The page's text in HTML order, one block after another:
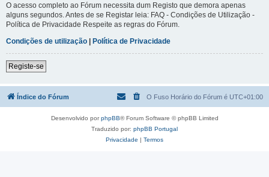
O acesso completo ao Fórum necessita dum Registo que demora apenas
alguns segundos. Antes de se Registar leia: FAQ - Condições de Utilização -
Política de Privacidade Respeite as regras do Fórum.
Condições de utilização | Política de Privacidade
Registe-se
Índice do Fórum O Fuso Horário do Fórum é UTC+01:00
Desenvolvido porphpBB® Forum Software © phpBB Limited
Traduzido por: phpBB Portugal
Privacidade | Termos